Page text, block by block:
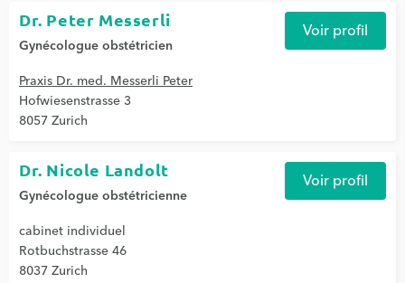
Dr. Peter Messerli
Gynécologue obstétricien
Praxis Dr. med. Messerli Peter
Hofwiesenstrasse 3
8057 Zurich
Voir profil
Dr. Nicole Landolt
Gynécologue obstétricienne
cabinet individuel
Rotbuchstrasse 46
8037 Zurich
Voir profil